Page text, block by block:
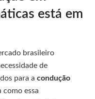
está em
brasileiro
de
para a condução
como essa